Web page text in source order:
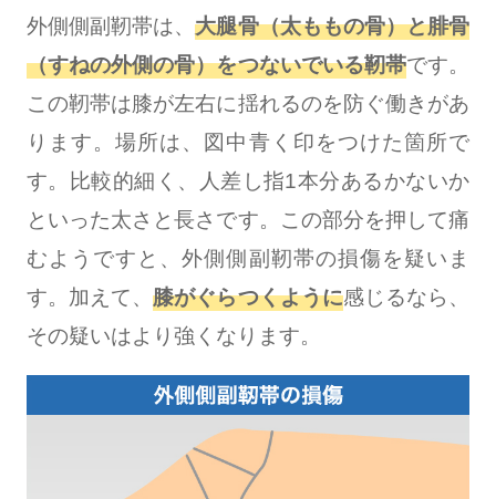
外側側副靭帯は、大腿骨（太ももの骨）と腓骨
（すねの外側の骨）をつないでいる靭帯です。
この靭帯は膝が左右に揺れるのを防ぐ働きがあ
ります。場所は、図中青く印をつけた箇所で
す。比較的細く、人差し指1本分あるかないか
といった太さと長さです。この部分を押して痛
むようですと、外側側副靭帯の損傷を疑いま
す。加えて、膝がぐらつくように感じるなら、
その疑いはより強くなります。